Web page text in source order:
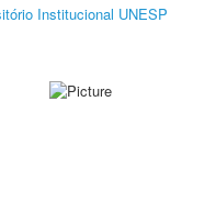
Institucional UNESP